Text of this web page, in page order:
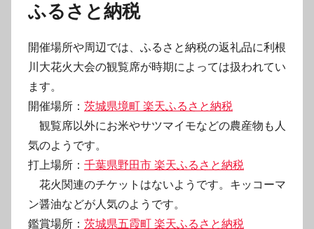
ふるさと納税
開催場所や周辺では、ふるさと納税の返礼品に利根
川大花火大会の観覧席が時期によっては扱われてい
ます。
開催場所： 茨城県境町 楽天ふるさと納税
観覧席以外にお米やサツマイモなどの農産物も人
気のようです。
打上場所： 千葉県野田市 楽天ふるさと納税
花火関連のチケットはないようです。キッコーマ
ン醤油などが人気のようです。
鑑賞場所： 茨城県五霞町 楽天ふるさと納税